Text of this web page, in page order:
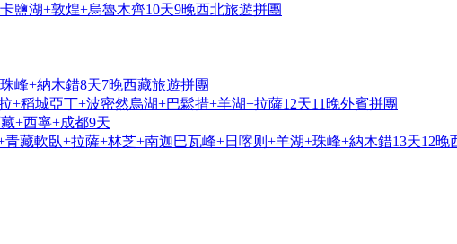
鹽湖+敦煌+烏魯木齊10天9晚西北旅遊拼團
峰+納木錯8天7晚西藏旅遊拼團
+稻城亞丁+波密然烏湖+巴鬆措+羊湖+拉薩12天11晚外賓拼團
+西寧+成都9天
藏軟臥+拉薩+林芝+南迦巴瓦峰+日喀则+羊湖+珠峰+納木錯13天12晚